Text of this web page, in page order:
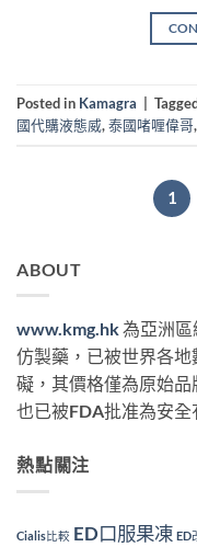
Posted in Kamagra
國代購液態威,泰國啫喱偉哥,
1
ABOUT
www.kmg.hk為亞洲區
仿製藥，已被世界各
礙，其價格僅為原始
也已被FDA批准為安全
熱點關注
Cialis比較 ED口服果凍 ED